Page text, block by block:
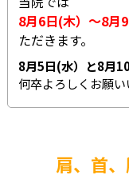
8月6日(木）～8月
ただきます。
8月5日(水）と8月
何卒よろしくお願い
肩、首